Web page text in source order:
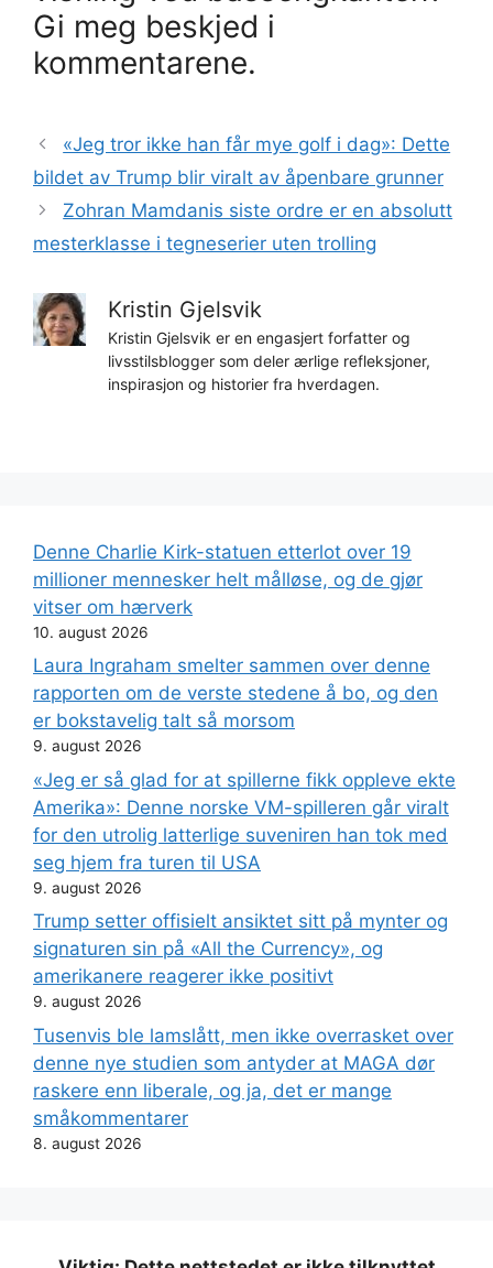
Gi meg beskjed i
kommentarene.
«Jeg tror ikke han får mye golf i dag»: Dette
bildet av Trump blir viralt av åpenbare grunner
Zohran Mamdanis siste ordre er en absolutt
mesterklasse i tegneserier uten trolling
Kristin Gjelsvik
Kristin Gjelsvik er en engasjert forfatter og
livsstilsblogger som deler ærlige refleksjoner,
inspirasjon og historier fra hverdagen.
Denne Charlie Kirk-statuen etterlot over 19
millioner mennesker helt målløse, og de gjør
vitser om hærverk
10. august 2026
Laura Ingraham smelter sammen over denne
rapporten om de verste stedene å bo, og den
er bokstavelig talt så morsom
9. august 2026
«Jeg er så glad for at spillerne fikk oppleve ekte
Amerika»: Denne norske VM-spilleren går viralt
for den utrolig latterlige suveniren han tok med
seg hjem fra turen til USA
9. august 2026
Trump setter offisielt ansiktet sitt på mynter og
signaturen sin på «All the Currency», og
amerikanere reagerer ikke positivt
9. august 2026
Tusenvis ble lamslått, men ikke overrasket over
denne nye studien som antyder at MAGA dør
raskere enn liberale, og ja, det er mange
småkommentarer
8. august 2026